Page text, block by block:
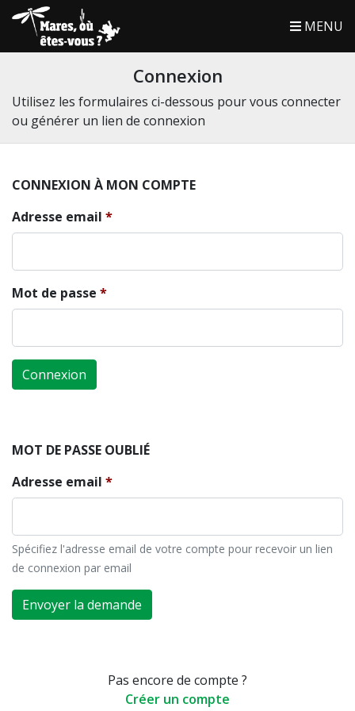
MENU
Connexion
Utilisez les formulaires ci-dessous pour vous connecter
ou générer un lien de connexion
CONNEXION À MON COMPTE
Adresse email
Mot de passe
Connexion
MOT DE PASSE OUBLIÉ
Adresse email
Spécifiez l'adresse email de votre compte pour recevoir un lien
de connexion par email
Envoyer la demande
Pas encore de compte ?
Créer un compte